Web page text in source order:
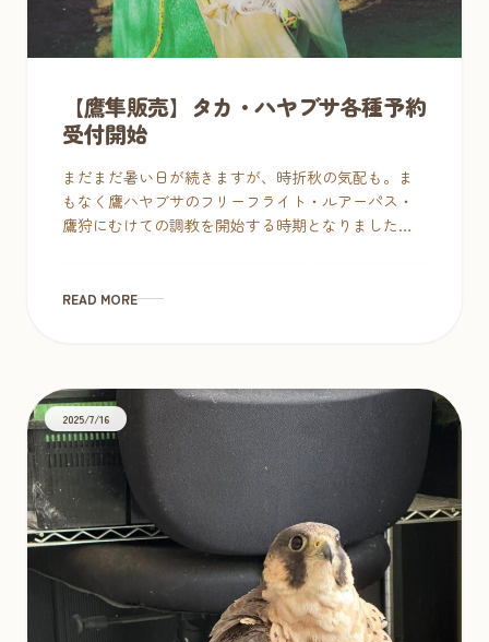
【鷹隼販売】タカ・ハヤブサ各種予約
受付開始
まだまだ暑い日が続きますが、時折秋の気配も。ま
もなく鷹ハヤブサのフリーフライト・ルアーパス・
鷹狩にむけての調教を開始する時期となりました。
READ MORE
2025/7/16